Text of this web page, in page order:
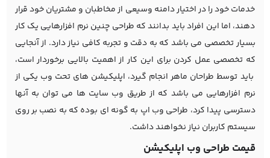
خدمات خود را در اختیار دامنه وسیعی از مخاطبان و مشتریان خود قرار
دهند، اما این افراد باید بدانند که طراحی چنین نرم افزارهایی یک کار
بسیار تخصصی می باشد که به دقت و تجربه کافی نیاز دارد. از آنجایی
که تخصصی عمل کردن برای این کار از اهمیت بالایی برخوردار است،
باید توسط طراحان ماهر انجام گیرد، اپلیکیشن های تحت وب یکی از
نرم افزارهایی می باشد که از طریق وب سایت ها می توان به آنها
دسترسی پیدا کرد، طراحی وب اپ به گونه ای بوده که به نصب بر روی
سیستم کاربران نیاز نخواهند داشت.
قیمت طراحی وب اپلیکیشن